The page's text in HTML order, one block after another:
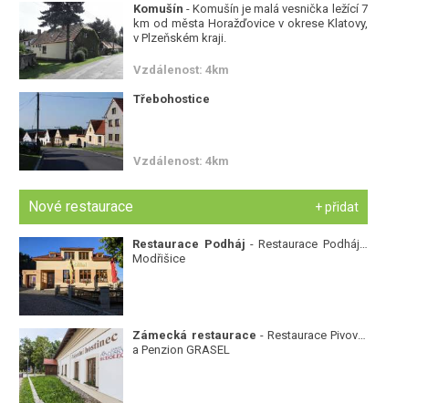
Komušín - Komušín je malá vesnička ležící 7
km od města Horažďovice v okrese Klatovy,
v Plzeňském kraji.
Vzdálenost: 4km
Třebohostice
Vzdálenost: 4km
Nové restaurace + přidat
Restaurace Podháj - Restaurace Podháj -
Modřišice
Zámecká restaurace - Restaurace Pivovar
a Penzion GRASEL